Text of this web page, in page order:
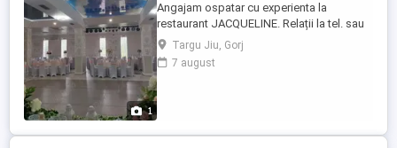
1
Angajam ospatar cu experienta la
restaurant JACQUELINE. Relații la tel. sau
la sediul societății.
Targu Jiu, Gorj
7 august